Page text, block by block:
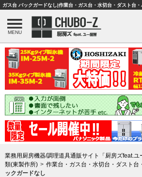
MENU
業務用厨房機器/調理道具通販サイト「厨房ズfeat.ユ
類(東製作所)
作業台・ガス台・水切台・ダスト台
ックガードなし